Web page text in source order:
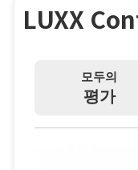
LUXX
모두의
평가